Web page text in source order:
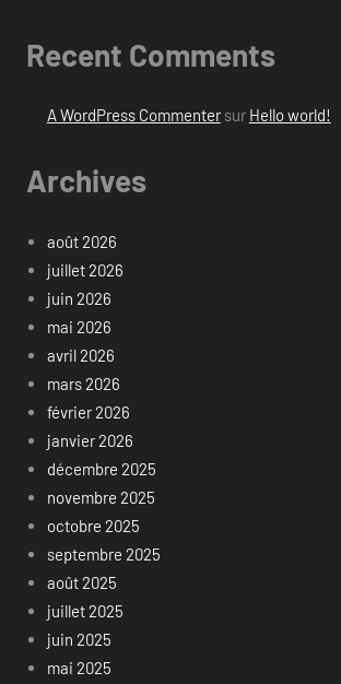
Recent Comments
A WordPress Commentersur Hello world!
Archives
août 2026
juillet 2026
juin 2026
mai 2026
avril 2026
mars 2026
février 2026
janvier 2026
décembre 2025
novembre 2025
octobre 2025
septembre 2025
août 2025
juillet 2025
juin 2025
mai 2025